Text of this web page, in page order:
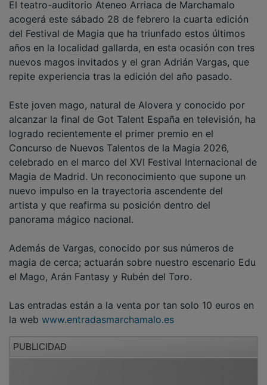
acogerá este sábado 28 de febrero la cuarta edición
del Festival de Magia que ha triunfado estos últimos
años en la localidad gallarda, en esta ocasión con tres
nuevos magos invitados y el gran Adrián Vargas, que
repite experiencia tras la edición del año pasado.
alcanzar la final de Got Talent España en televisión, ha
logrado recientemente el primer premio en el
Concurso de Nuevos Talentos de la Magia 2026,
celebrado en el marco del XVI Festival Internacional de
Magia de Madrid. Un reconocimiento que supone un
nuevo impulso en la trayectoria ascendente del
artista y que reafirma su posición dentro del
panorama mágico nacional.
magia de cerca; actuarán sobre nuestro escenario Edu
el Mago, Arán Fantasy y Rubén del Toro.
la webwww.entradasmarchamalo.es